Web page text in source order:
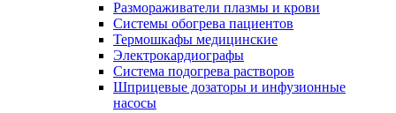
Размораживатели плазмы и крови
Системы обогрева пациентов
Термошкафы медицинские
Электрокардиографы
Cистема подогрева растворов
Шприцевые дозаторы и инфузионные
насосы